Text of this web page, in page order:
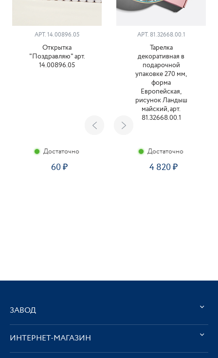
АРТ. 14.00896.05
Открытка
"Поздравляю" арт.
14.00896.05
Достаточно
60
АРТ. 81.32668.00.1
Тарелка
декоративная в
подарочной
упаковке 270 мм,
форма
Европейская,
рисунок Ландыш
майский, арт.
81.32668.00.1
Достаточно
4 820
ЗАВОД
ИНТЕРНЕТ-МАГАЗИН